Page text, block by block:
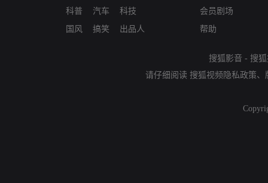
科普
国风
汽车
搞笑
科技
出品人
会员剧场
帮助
搜狐影音 - 搜
请仔细阅读 搜狐视频隐私政策、